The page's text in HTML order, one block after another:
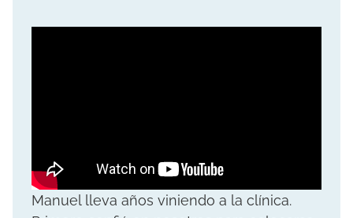
Manuel lleva años viniendo a la clínica.